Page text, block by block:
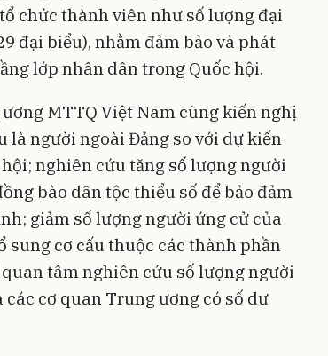
chức thành viên như số lượng đại
đại biểu), nhằm đảm bảo và phát
lớp nhân dân trong Quốc hội.
MTTQ Việt Nam cũng kiến nghị
là người ngoài Đảng so với dự kiến
nghiên cứu tăng số lượng người
bào dân tộc thiểu số để bảo đảm
giảm số lượng người ứng cử của
sung cơ cấu thuộc các thành phần
tâm nghiên cứu số lượng người
cơ quan Trung ương có số dư